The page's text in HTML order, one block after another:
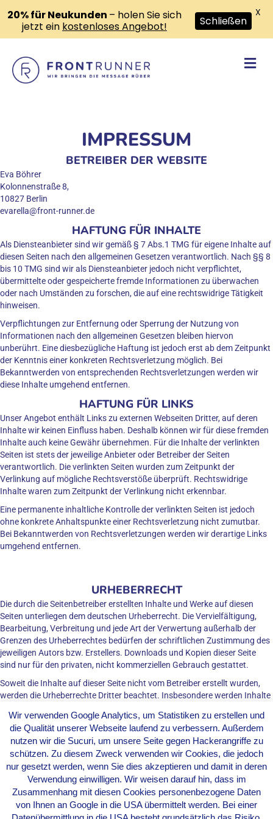
IMPRESSUM
BETREIBER DER WEBSITE
Eva Böhrer
Kolonnenstraße 8,
10827 Berlin
evarella@front-runner.de
HAFTUNG FÜR INHALTE
Als Diensteanbieter sind wir gemäß § 7 Abs.1 TMG für eigene Inhalte auf
diesen Seiten nach den allgemeinen Gesetzen verantwortlich. Nach §§ 8
bis 10 TMG sind wir als Diensteanbieter jedoch nicht verpflichtet,
übermittelte oder gespeicherte fremde Informationen zu überwachen
oder nach Umständen zu forschen, die auf eine rechtswidrige Tätigkeit
hinweisen.
Verpflichtungen zur Entfernung oder Sperrung der Nutzung von
Informationen nach den allgemeinen Gesetzen bleiben hiervon
unberührt. Eine diesbezügliche Haftung ist jedoch erst ab dem Zeitpunkt
der Kenntnis einer konkreten Rechtsverletzung möglich. Bei
Bekanntwerden von entsprechenden Rechtsverletzungen werden wir
diese Inhalte umgehend entfernen.
HAFTUNG FÜR LINKS
Unser Angebot enthält Links zu externen Webseiten Dritter, auf deren
Inhalte wir keinen Einfluss haben. Deshalb können wir für diese fremden
Inhalte auch keine Gewähr übernehmen. Für die Inhalte der verlinkten
Seiten ist stets der jeweilige Anbieter oder Betreiber der Seiten
verantwortlich. Die verlinkten Seiten wurden zum Zeitpunkt der
Verlinkung auf mögliche Rechtsverstöße überprüft. Rechtswidrige
Inhalte waren zum Zeitpunkt der Verlinkung nicht erkennbar.
Eine permanente inhaltliche Kontrolle der verlinkten Seiten ist jedoch
ohne konkrete Anhaltspunkte einer Rechtsverletzung nicht zumutbar.
Bei Bekanntwerden von Rechtsverletzungen werden wir derartige Links
umgehend entfernen.
URHEBERRECHT
Die durch die Seitenbetreiber erstellten Inhalte und Werke auf diesen
Seiten unterliegen dem deutschen Urheberrecht. Die Vervielfältigung,
Bearbeitung, Verbreitung und jede Art der Verwertung außerhalb der
Grenzen des Urheberrechtes bedürfen der schriftlichen Zustimmung des
jeweiligen Autors bzw. Erstellers. Downloads und Kopien dieser Seite
sind nur für den privaten, nicht kommerziellen Gebrauch gestattet.
Soweit die Inhalte auf dieser Seite nicht vom Betreiber erstellt wurden,
werden die Urheberrechte Dritter beachtet. Insbesondere werden Inhalte
Urheberrechtsverletzung aufmerksam werden, bitten wir um einen
entsprechenden Hinweis. Bei Bekanntwerden von Rechtsverletzungen
werden wir derartige Inhalte umgehend entfernen.
Front Runner ist eine beim deutschen Patent- und Markenamt
eingetragene Wortmarke.
Wir verwenden Google Analytics, um Statistiken zu erstellen und
die Qualität unserer Webseite laufend zu verbessern. Außerdem
nutzen wir die Sucuri, um unsere Seite gegen Hackerangriffe zu
schützen. Zu diesem Zweck verwenden wir Cookies, die jedoch
nur gesetzt werden, wenn Sie dies akzeptieren und damit in deren
Verwendung einwilligen. Wir weisen darauf hin, dass im
Zusammenhang mit diesen Cookies personenbezogene Daten
von Ihnen an Google in die USA übermittelt werden. Bei einer
20% für Neukunden – holen Sie sich
jetzt ein kostenloses Angebot! Schließen
X